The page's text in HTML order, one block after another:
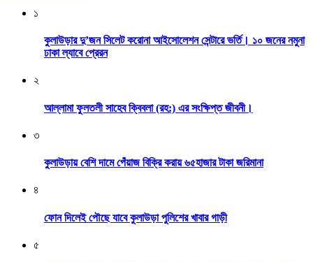
১
কুলাউড়ার দু’জন সিলেট করোনা আইসোলেশন সেন্টারে ভর্তি। ১০ জনের নমুনা
ঢাকা ল্যাবে প্রেরন
২
আল্লামা ফুলতলী সাহেব ক্বিবলা (রহ:) এর সংক্ষিপ্ত জীবনী।
৩
কুলাউড়ায় বেশি দামে পেঁয়াজ বিক্রি করায় ৬৫হাজার টাকা জরিমানা
৪
ফোন দিলেই পৌছে যাবে কুলাউড়া পুলিশের খাবার গাড়ী
৫